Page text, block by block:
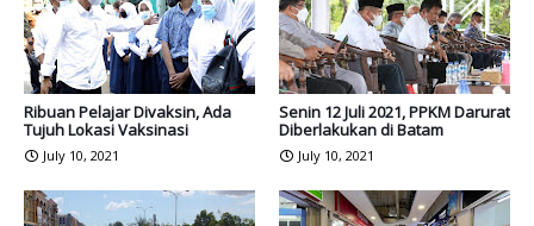
Ribuan Pelajar Divaksin, Ada
Tujuh Lokasi Vaksinasi
July 10, 2021
Senin 12 Juli 2021, PPKM Darurat
Diberlakukan di Batam
July 10, 2021